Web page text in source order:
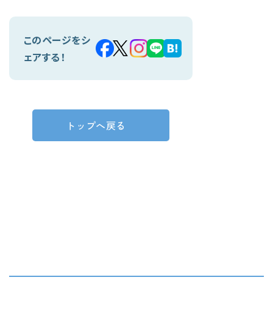
このページをシ
ェアする！
トップへ戻る